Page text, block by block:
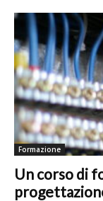
Formazione
Un corso di